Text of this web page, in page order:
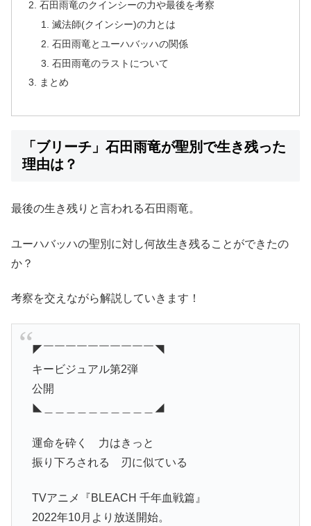
石田雨竜のクインシーの力や最後を考察
滅法師(クインシー)の力とは
石田雨竜とユーハバッハの関係
石田雨竜のラストについて
まとめ
「ブリーチ」石田雨竜が聖別で生き残った
理由は？
最後の生き残りと言われる石田雨竜。
ユーハバッハの聖別に対し何故生き残ることができたの
か？
考察を交えながら解説していきます！
◤￣￣￣￣￣￣￣￣￣￣◥
キービジュアル第2弾
公開
◣＿＿＿＿＿＿＿＿＿＿◢
運命を砕く 力はきっと
振り下ろされる 刃に似ている
TVアニメ『BLEACH 千年血戦篇』
2022年10月より放送開始。